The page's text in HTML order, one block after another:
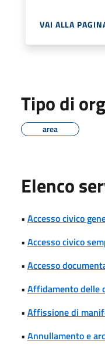
VAI ALLA
Tipo di
area
Elenco
• Accesso civico
• Accesso civico
• Accesso
• Affidamento delle
• Affissione di
• Annullamento e